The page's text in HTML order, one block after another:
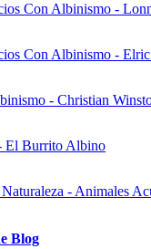
Con Albinismo -
Con Albinismo -
- Christian
El Burrito Albino
- Animales
Blog